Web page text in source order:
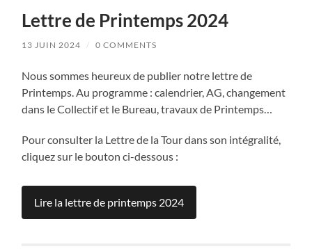
Lettre de Printemps 2024
13 JUIN 2024 / 0 COMMENTS
Nous sommes heureux de publier notre lettre de
Printemps. Au programme : calendrier, AG, changement
dans le Collectif et le Bureau, travaux de Printemps…
Pour consulter la Lettre de la Tour dans son intégralité,
cliquez sur le bouton ci-dessous :
Lire la lettre de printemps 2024